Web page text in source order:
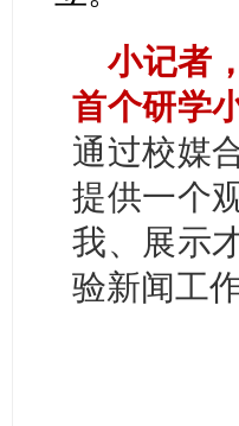
小记者
首个研学
通过校媒
提供一个
我、展示
验新闻工